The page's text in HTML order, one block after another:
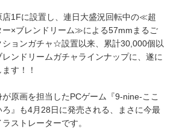
店1Fに設置し、連日大盛況回転中の≪超
ー×ブレンドリーム≫による57mmまるご
ションガチャ☆設置以来、累計30,000個以
ンドリームガチャラインナップに、遂に
す！！
原画を担当したPCゲーム『9-nine-ここ
』も4月28日に発売される、まさに今最
ストレーターです。